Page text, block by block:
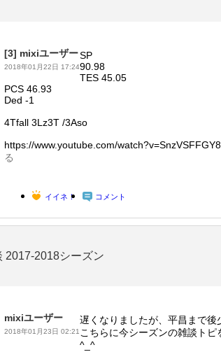
[3] mixiユーザー
2018年01月22日 17:24
SP
90.98
TES 45.05
PCS 46.93
Ded -1
4Tfall 3Lz3T /3Aso
https://www.youtube.com/
る
イイネ！ コメント
2017-2018シーズン
mixiユーザー
2018年01月23日 02:21
遅くなりましたが、平昌まで後
こちらに今シーズンの雑談トピ
^_^